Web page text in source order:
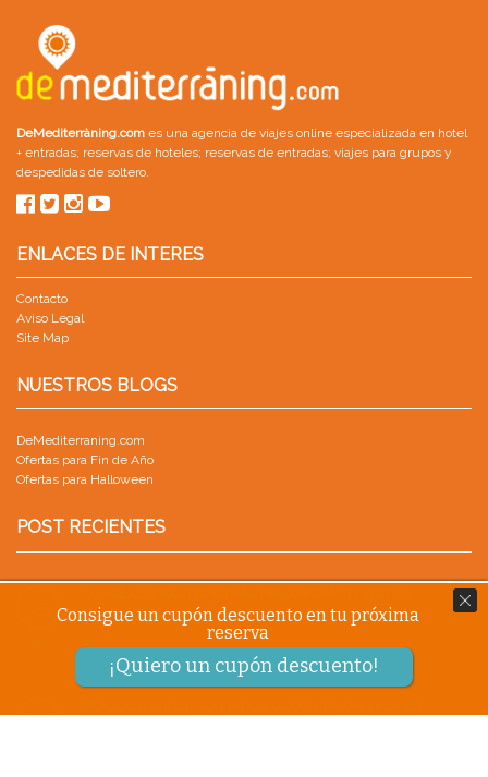
DeMediterràning.com es una agencia de viajes online especializada en hotel
+ entradas; reservas de hoteles; reservas de entradas; viajes para grupos y
despedidas de soltero
ENLACES DE INTERES
Contacto
Aviso Legal
Site Map
NUESTROS BLOGS
DeMediterraning.com
Ofertas para Fin de Año
Ofertas para Halloween
POST RECIENTES
PORTAVENTURA
Blog.DeMediterraning Blog.DeMediterraning
18
Consigue un cupón descuento en tu próxima
reserva
¡Quiero un cupón descuento!